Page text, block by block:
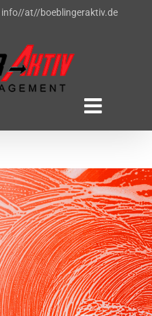
info//at//boeblingeraktiv.de